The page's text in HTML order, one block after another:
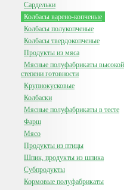
Сардельки
Колбасы варено-копченые
Колбасы полукопченые
Колбасы твердокопченые
Продукты из мяса
Мясные полуфабрикаты высокой
степени готовности
Крупнокусковые
Колбаски
Мясные полуфабрикаты в тесте
Фарш
Мясо
Продукты из птицы
Шпик, продукты из шпика
Субпродукты
Кормовые полуфабрикаты